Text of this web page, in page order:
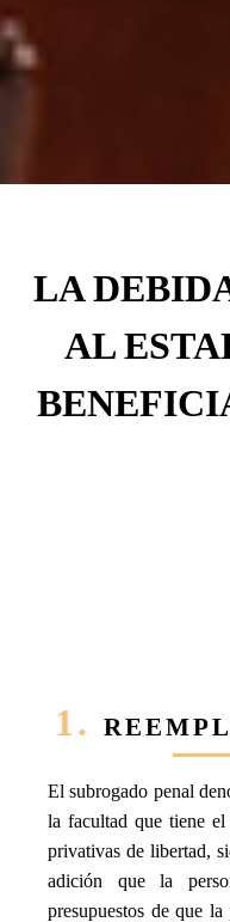
LA
AL
1.
El subrogado penal
la facultad que tiene el
privativas de libertad,
adición que la
presupuestos de que